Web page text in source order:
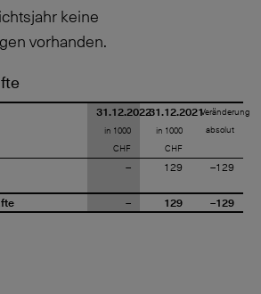
keine
vorhanden.
31.12.2022
in 1000
CHF
31.12.2021
in 1000
CHF
Veränderung
absolut
– 129 –129
– 129 –129